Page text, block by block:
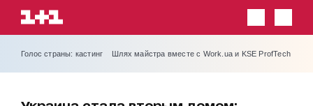
Голос страны: кастинг Шлях майстра вместе с Work.ua и KSE ProfTech